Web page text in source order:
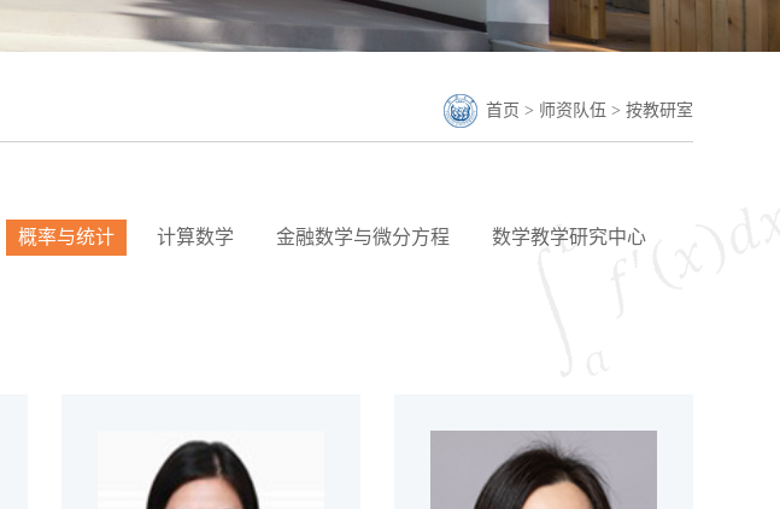
首页 > 师资队伍 > 按教研室
概率与统计 计算数学 金融数学与微分方程 数学教学研究中心